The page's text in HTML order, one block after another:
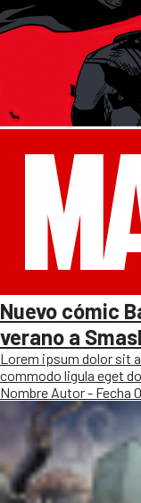
Nuevo cómic
verano a
Lorem ipsum dolor sit
commodo ligula eget
Nombre Autor - Fecha